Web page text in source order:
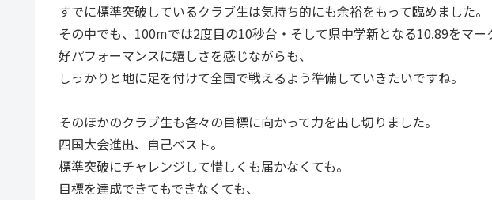
すでに標準突破しているクラブ生は気持ち的にも余裕をもって臨めました。
その中でも、100mでは2度目の10秒台・そして県中学新となる10.89をマー
好パフォーマンスに嬉しさを感じながらも、
しっかりと地に足を付けて全国で戦えるよう準備していきたいですね。
そのほかのクラブ生も各々の目標に向かって力を出し切りました。
四国大会進出、自己ベスト。
標準突破にチャレンジして惜しくも届かなくても。
目標を達成できてもできなくても、